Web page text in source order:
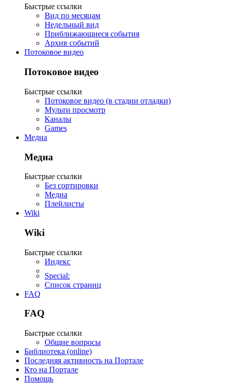
Быстрые ссылки
Вид по месяцам
Недельный вид
Приближающиеся события
Архив событий
Потоковое видео
Потоковое видео
Быстрые ссылки
Потоковое видео (в стадии отладки)
Мульти просмотр
Каналы
Games
Медиа
Медиа
Быстрые ссылки
Без сортировки
Медиа
Плейлисты
Wiki
Wiki
Быстрые ссылки
Индекс
Special:
Список страниц
FAQ
FAQ
Быстрые ссылки
Общие вопросы
Библиотека (online)
Последняя активность на Портале
Кто на Портале
Помощь